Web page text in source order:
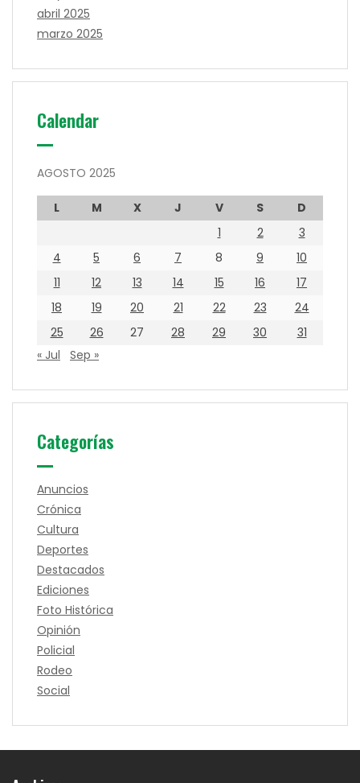
abril 2025
marzo 2025
Calendar
AGOSTO 2025
L M X J V S
D
1
2
3
4
5 6 7 8 9
10
11
12 13 14 15 16
17
18
19 20 21 22 23
24
25
26 27 28 29 30
31
« Jul
Sep »
Categorías
Anuncios
Crónica
Cultura
Deportes
Destacados
Ediciones
Foto Histórica
Opinión
Policial
Rodeo
Social